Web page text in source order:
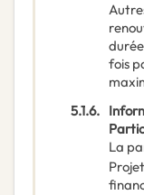
fois
5.1.6.
La